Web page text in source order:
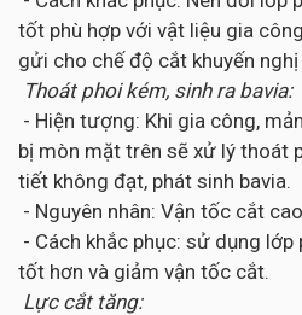
tốt phù hợp với vật liệu gia
gửi cho chế độ cắt khuyến nghị
Thoát phoi kém, sinh ra bavia:
- Hiện tượng: Khi gia công,
bị mòn mặt trên sẽ xử lý thoát
tiết không đạt, phát sinh bavia.
- Nguyên nhân: Vận tốc cắt
- Cách khắc phục: sử dụng
tốt hơn và giảm vận tốc cắt.
Lực cắt tăng: